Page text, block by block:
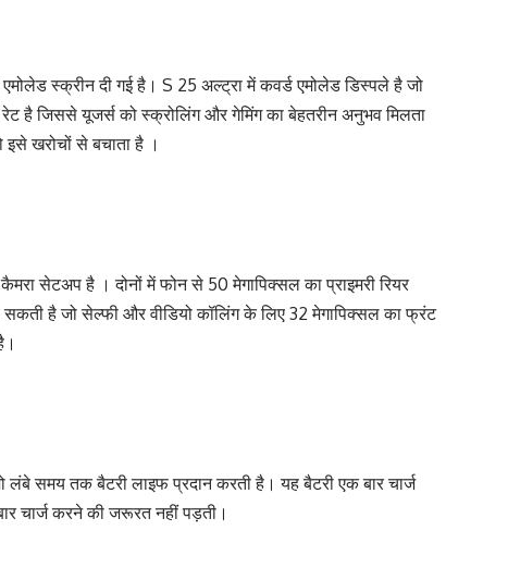
स्क्रीन दी गई है। S 25 अल्ट्रा में कवर्ड एमोलेड डिस्पले है जो
है जिससे यूजर्स को स्क्रोलिंग और गेमिंग का बेहतरीन अनुभव मिलता
इसे खरोचों से बचाता है ।
सेटअप है । दोनों में फोन से 50 मेगापिक्सल का प्राइमरी रियर
सकती है जो सेल्फी और वीडियो कॉलिंग के लिए 32 मेगापिक्सल का फ्रंट
लंबे समय तक बैटरी लाइफ प्रदान करती है। यह बैटरी एक बार चार्ज
चार्ज करने की जरूरत नहीं पड़ती।